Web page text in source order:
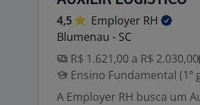
4,5 Employer RH
Blumenau - SC
R$ 1.621,00 a R$ 2.030,00
Ensino Fundamental (1º
A Employer RH busca um